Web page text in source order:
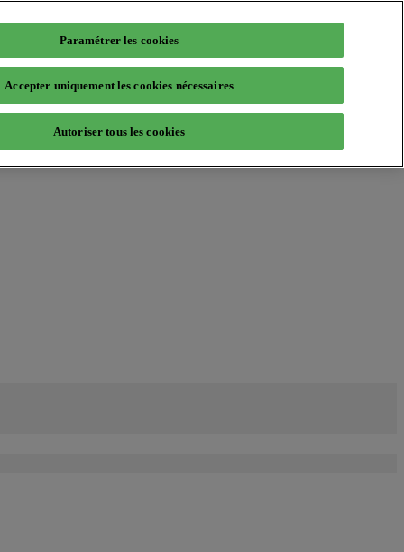
Paramétrer les cookies
Accepter uniquement les cookies nécessaires
Autoriser tous les cookies